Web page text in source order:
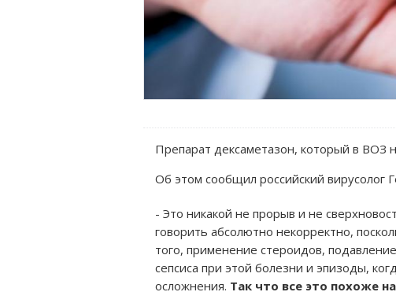
Препарат дексаметазон, который в ВОЗ
Об этом сообщил российский вирусолог
- Это никакой не прорыв и не
говорить абсолютно некорректно,
того, применение стероидов,
сепсиса при этой болезни и эпизоды,
осложнения. Так что все это похоже